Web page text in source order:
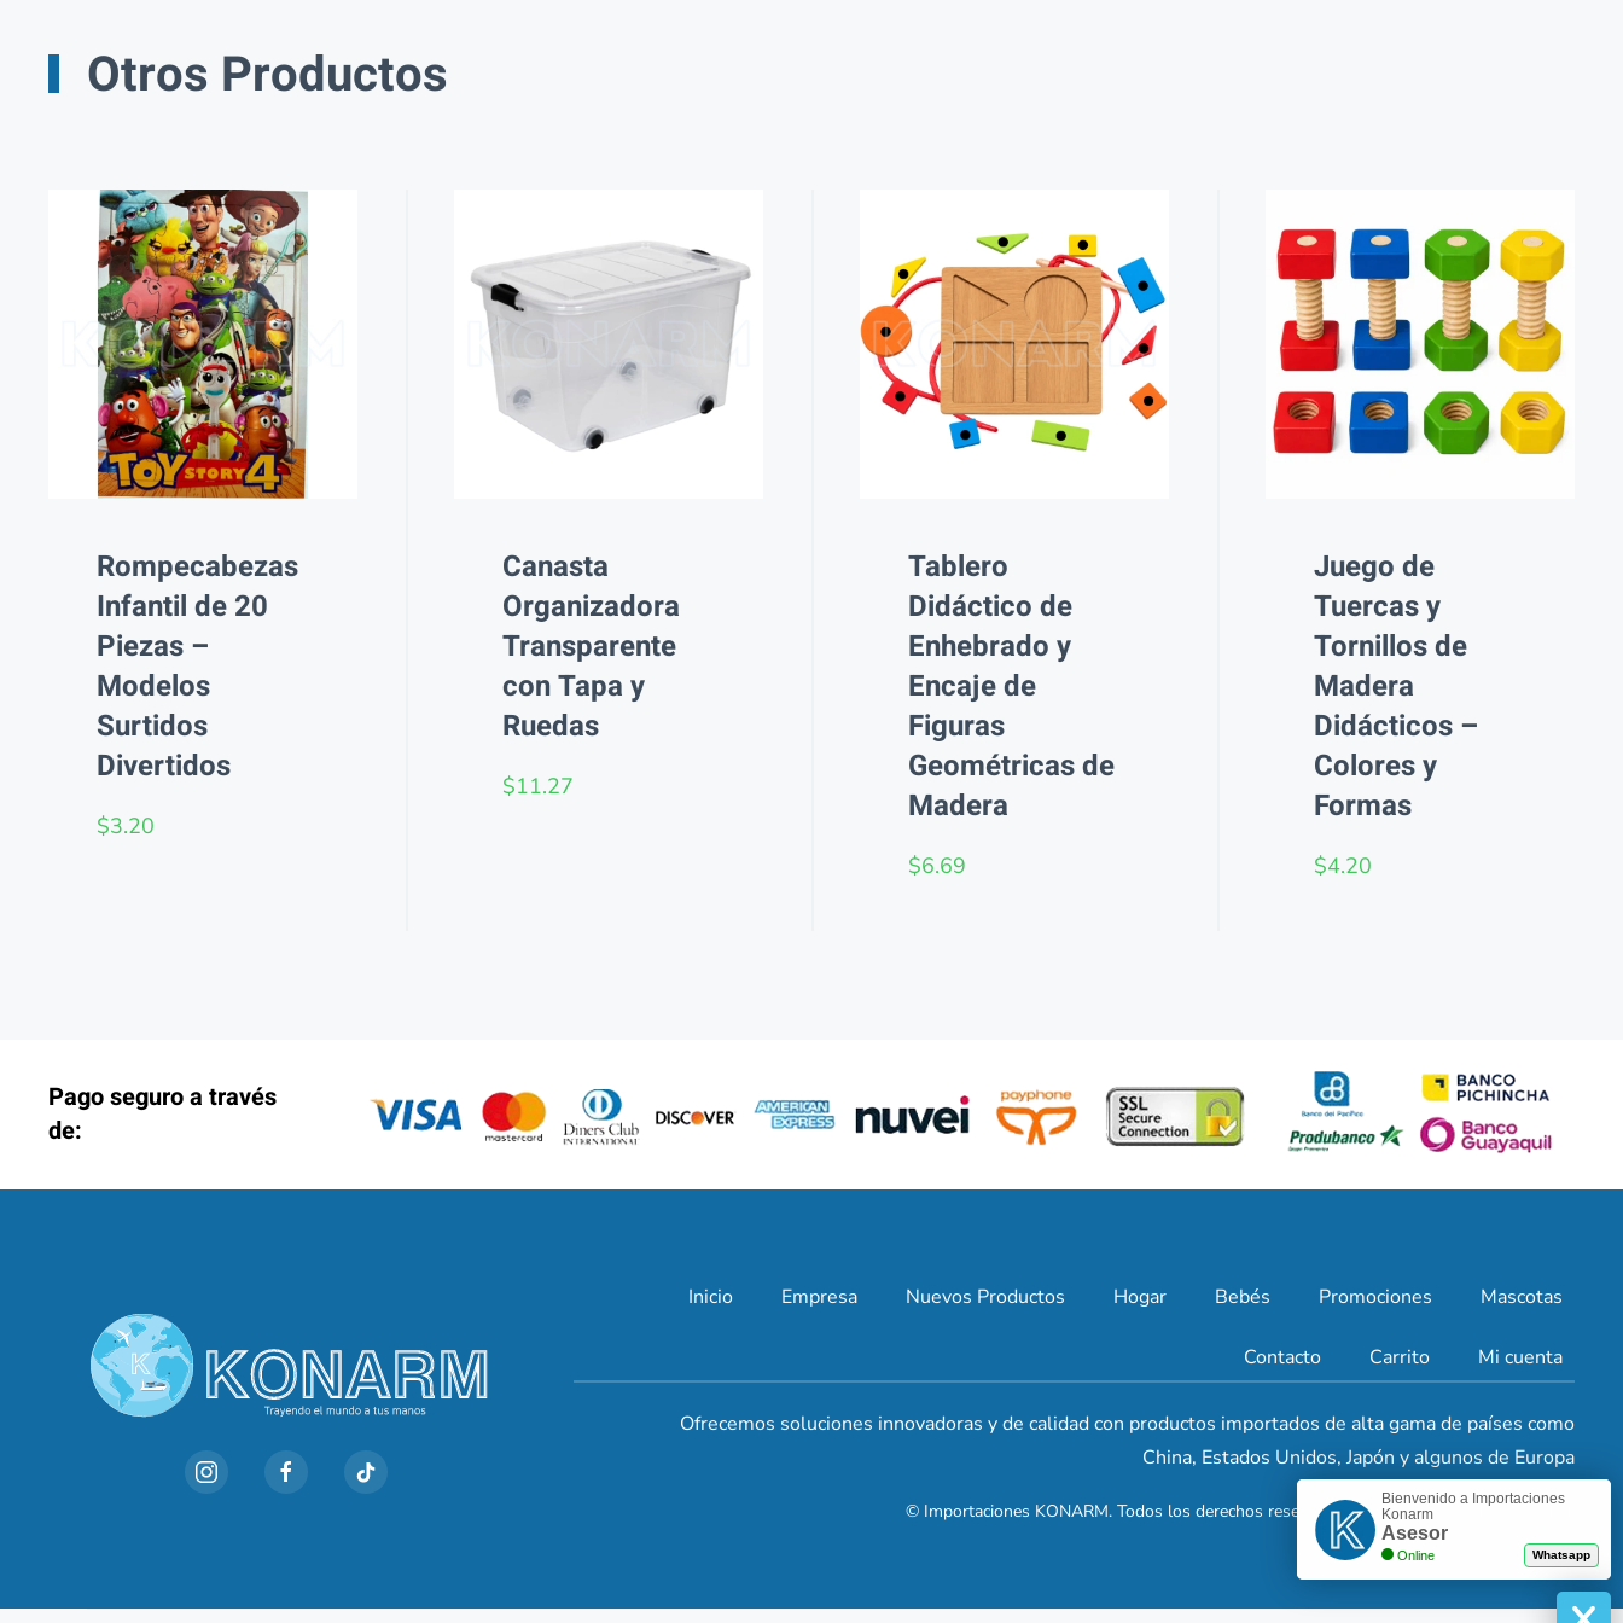
Otros Productos
Rompecabezas
Infantil de 20
Piezas –
Modelos
Surtidos
Divertidos
$3.20
Canasta
Organizadora
Transparente
con Tapa y
Ruedas
$11.27
Tablero
Didáctico de
Enhebrado y
Encaje de
Figuras
Geométricas de
Madera
$6.69
Juego de
Tuercas y
Tornillos de
Madera
Didácticos –
Colores y
Formas
$4.20
Pago seguro a través
de:
Inicio Empresa Nuevos Productos Hogar Bebés Promociones Mascotas
Contacto Carrito Mi cuenta
Ofrecemos soluciones innovadoras y de calidad con productos importados de alta gama de países como
China, Estados Unidos, Japón y algunos de Europa
© Importaciones KONARM. Todos los derechos reservados. 2024.Políticas de privacidad
Bienvenido a Importaciones
Konarm
Asesor
Online Whatsapp